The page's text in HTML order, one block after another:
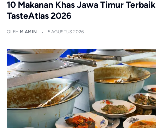
10 Makanan Khas Jawa Timur
TasteAtlas 2026
OLEH M AMIN 5 AGUSTUS 2026